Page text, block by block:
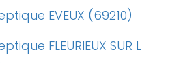
EVEUX (69210)
FLEURIEUX SUR L